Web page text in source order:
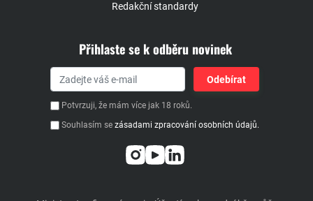
Redakční standardy
Přihlaste se k odběru novinek
Potvrzuji, že mám více jak 18 roků.
Souhlasím se zásadami zpracování osobních údajů.